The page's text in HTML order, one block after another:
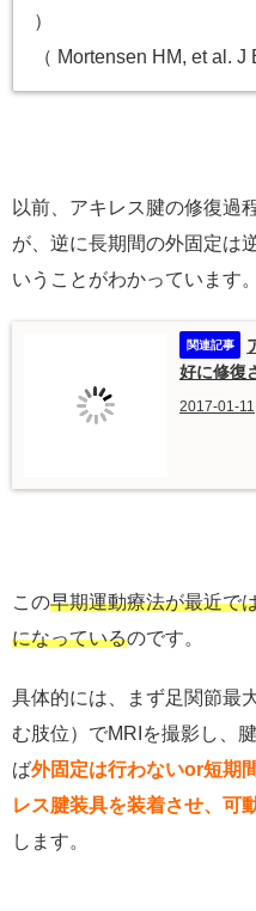
）
（ Mortensen HM, et al. J
以前、アキレス腱の修復過
が、逆に長期間の外固定は
いうことがわかっています。
好に修復
2017-01-11
この早期運動療法が最近で
になっているのです。
具体的には、まず足関節最
む肢位）でMRIを撮影し、
ば外固定は行わないor短期
レス腱装具を装着させ、可
します。